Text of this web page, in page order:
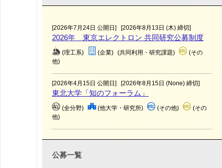
[2026年7月24日 公開日] [2026年8月13日 (木) 締切]
2026年 東京エレクトロン 共同研究公募制度
(理工系) (企業) (共同利用・研究課題)
(その
他)
[2026年4月15日 公開日] [2026年8月15日 (None) 締切]
東北大学「知のフォーラム」
(全分野) (他大学・研究所) (その他)
(その
他)
公募一覧